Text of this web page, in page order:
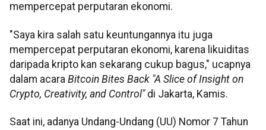
mempercepat perputaran ekonomi.
"Saya kira salah satu keuntungannya itu juga
mempercepat perputaran ekonomi, karena likuiditas
daripada kripto kan sekarang cukup bagus," ucapnya
dalam acara Bitcoin Bites Back "A Slice of Insight on
Crypto, Creativity, and Control" di Jakarta, Kamis.
Saat ini, adanya Undang-Undang (UU) Nomor 7 Tahun